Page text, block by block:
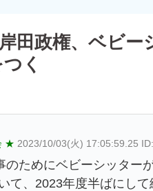
岸田政権、ベビ
く
★ 2023/10/03(火) 17:05:59.25
のためにベビーシッター
て、2023年度半ばにし